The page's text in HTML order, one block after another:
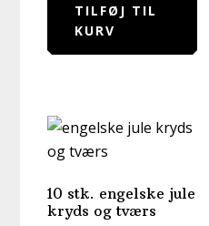
TILFØJ TIL
KURV
10 stk. engelske jule
kryds og tværs